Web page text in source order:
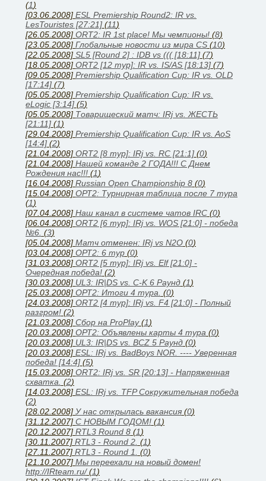
(1)
[03.06.2008] ESL Premiership Round2: IR vs.
LesTouristes [27:21] (11)
[26.05.2008] ORT2: IR 1st place! Мы чемпионы! (8)
[23.05.2008] Глобальные новости из мира CS (10)
[22.05.2008] SL5 [Round 2] : IDB vs ((( [18:11] (7)
[18.05.2008] ORT2 [12 тур]: IR vs. IS/AS [18:13] (7)
[09.05.2008] Premiership Qualification Cup: IR vs. OLD
[17:14] (7)
[05.05.2008] Premiership Qualification Cup: IR vs.
eLogic [3:14] (5)
[05.05.2008] Товарищеский матч: IRj vs. ЖЕСТЬ
[21:11] (1)
[29.04.2008] Premiership Qualification Cup: IR vs. AoS
[14:4] (2)
[21.04.2008] ORT2 [8 тур]: IRj vs. RC [21:1] (0)
[21.04.2008] Нашей команде 2 ГОДА!!! С Днем
Рождения нас!!! (1)
[16.04.2008] Russian Open Championship 8 (0)
[15.04.2008] ОРТ2: Турнирная таблица после 7 тура
(1)
[07.04.2008] Наш канал в системе чатов IRC (0)
[06.04.2008] ORT2 [6 тур]: IRj vs. WOS [21:0] - победа
№6. (3)
[05.04.2008] Матч отменен: IRj vs N2O (0)
[03.04.2008] ОРТ2: 6 тур (0)
[31.03.2008] ORT2 [5 тур]: IRj vs. Elf [21:0] -
Очередная победа! (2)
[30.03.2008] UL3: IR|DS vs. C-K 6 Раунд (1)
[25.03.2008] ОРТ2: Итоги 4 тура. (0)
[24.03.2008] ORT2 [4 тур]: IRj vs. F4 [21:0] - Полный
разгром! (2)
[21.03.2008] Сбор на ProPlay(1)
[20.03.2008] ОРТ2: Объявлены карты 4 тура (0)
[20.03.2008] UL3: IR|DS vs. BCZ 5 Раунд (0)
[20.03.2008] ESL: IRj vs. BadBoys NOR. ---- Уверенная
победа! [14:4] (5)
[15.03.2008] ORT2: IRj vs. SR [20:13] - Напряженная
схватка. (2)
[14.03.2008] ESL: IRj vs. TFP Сокружительная победа
(2)
[28.02.2008] У нас открылась вакансия (0)
[31.12.2007] С НОВЫМ ГОДОМ! (1)
[20.12.2007] RTL3 Round 8 (1)
[30.11.2007] RTL3 - Round 2. (1)
[27.11.2007] RTL3 - Round 1. (0)
[21.10.2007] Мы переехали на новый домен!
http://IRteam.ru/(1)